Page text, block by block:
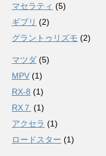
マセラティ (5)
ギブリ (2)
グラントゥリズモ (2)
マツダ (5)
MPV (1)
RX-8 (1)
RX７ (1)
アクセラ (1)
ロードスター (1)